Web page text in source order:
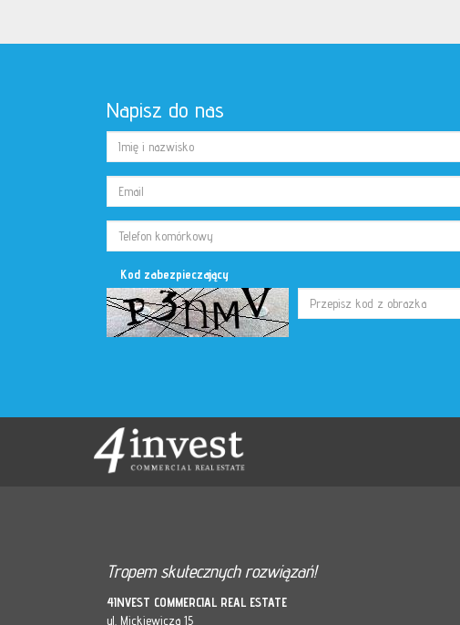
Napisz do nas
Kod zabezpieczający
Tropem skutecznych rozwiązań!
4INVEST COMMERCIAL REAL ESTATE
ul. Mickiewicza 15